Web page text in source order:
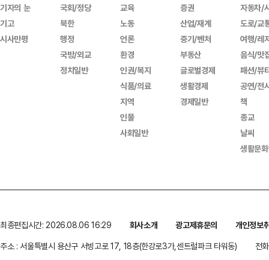
기자의 눈
기고
시사만평
국회/정당
북한
행정
국방/외교
정치일반
교육
노동
언론
환경
인권/복지
식품/의료
지역
인물
사회일반
증권
산업/재계
중기/벤처
부동산
글로벌경제
생활경제
경제일반
자동차/
도로/교
여행/레
음식/맛
패션/뷰
공연/전
책
종교
날씨
생활문
최종편집시간: 2026.08.06 16:29 회사소개 광고제휴문의
개인정보
주소 : 서울특별시 용산구 서빙고로 17, 18층(한강로3가,센트럴파크 타워동)
전